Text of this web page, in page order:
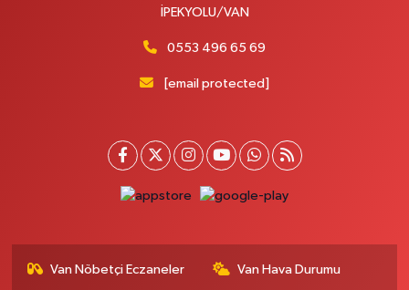
İPEKYOLU/VAN
0553 496 65 69
[email protected]
Van Nöbetçi Eczaneler Van Hava Durumu